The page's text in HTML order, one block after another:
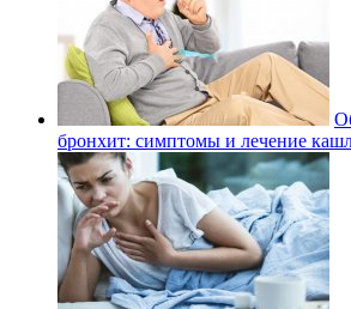
бронхит: симптомы и лечение